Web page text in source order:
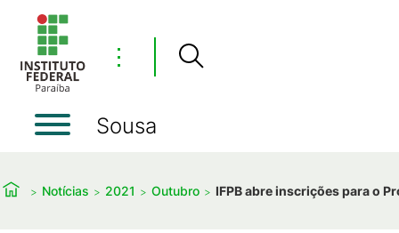
⋮
Sousa
Notícias 2021 Outubro IFPB abre inscrições para o